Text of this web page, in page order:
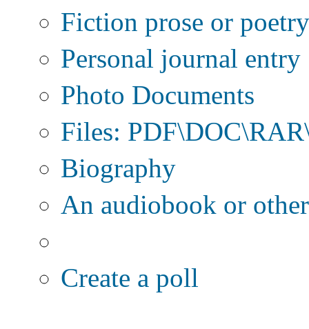
Fiction prose or poetry
Personal journal entry
Photo Documents
Files:
Biography
An audiobook or
Create a poll